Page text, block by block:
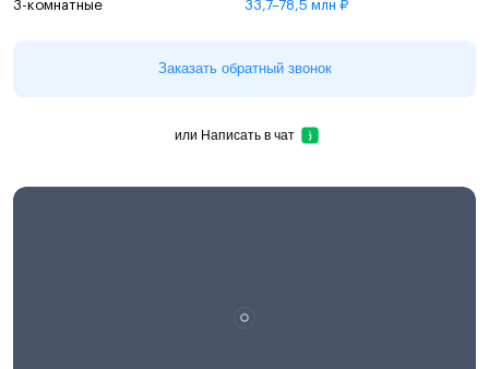
3-комнатные 33,7–78,5 млн ₽
Заказать обратный звонок
или Написать в чат